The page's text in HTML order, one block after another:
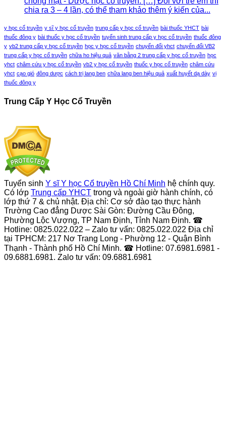
chia ra 3 – 4 lần, có thể tham khảo thêm ý kiến của...
y học cổ truyền y sĩ y học cổ truyền trung cấp y học cổ truyền bài thuốc YHCT bài
thuốc đông y bài thuốc y học cổ truyền tuyển sinh trung cấp y học cổ truyền thuốc đông
y vb2 trung cấp y học cổ truyền học y học cổ truyền chuyển đổi yhct chuyển đổi VB2
trung cấp y học cổ truyền chữa ho hiệu quả văn bằng 2 trung cấp y học cổ truyền học
yhct châm cứu y học cổ truyền vb2 y học cổ truyền thuốc y học cổ truyền châm cứu
yhct cạo gió đông dược cách trị lang ben chữa lang ben hiệu quả xuất huyết dạ dày vị
thuốc đông y
Trung Cấp Y Học Cổ Truyền
Tuyển sinh Y sĩ Y học Cổ truyền Hồ Chí Minh hệ chính quy.
Có lớp Trung cấp YHCT trong và ngoài giờ hành chính, có
lớp thứ 7 & chủ nhật. Địa chỉ: Cơ sở đào tạo thực hành
Trường Cao đẳng Dược Sài Gòn: Đường Cầu Đông,
Phường Lộc Vượng, TP Nam Định, Tỉnh Nam Định. ☎
Hotline: 0825.022.022 – Zalo tư vấn: 0825.022.022 Địa chỉ
tại TPHCM: 217 Nơ Trang Long - Phường 12 - Quận Bình
Thạnh - Thành phố Hồ Chí Minh. ☎ Hotline: 07.6981.6981 -
09.6881.6981. Zalo tư vấn: 09.6881.6981